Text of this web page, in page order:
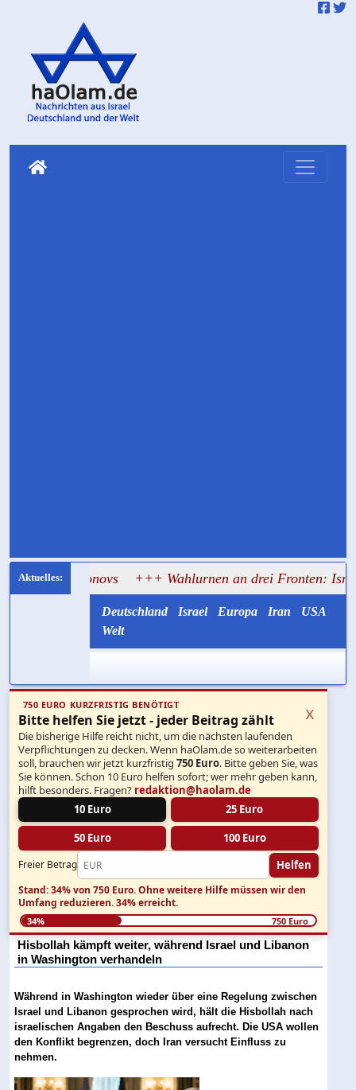
+++ Wahlurnen an drei Fronten: Israel lässt
Deutschland Israel Europa Iran
USA
Welt
750 EURO KURZFRISTIG BENÖTIGT
Bitte helfen Sie jetzt - jeder Beitrag zählt
Die bisherige Hilfe reicht nicht, um die nächsten laufenden
Verpflichtungen zu decken. Wenn haOlam.de so weiterarbeiten
soll, brauchen wir jetzt kurzfristig750 Euro. Bitte geben Sie, was
Sie können. Schon 10 Euro helfen sofort; wer mehr geben kann,
hilft besonders. Fragen? redaktion@haolam.de
10 Euro
25 Euro
50 Euro 100 Euro
Freier Betrag Helfen
x
Stand: 34% von 750 Euro.Ohne weitere Hilfe müssen wir den
Umfang reduzieren.34% erreicht.
34% 750 Euro
Hisbollah kämpft weiter, während Israel und Libanon
in Washington verhandeln
Während in Washington wieder über eine Regelung zwischen
Israel und Libanon gesprochen wird, hält die Hisbollah nach
israelischen Angaben den Beschuss aufrecht. Die USA wollen
den Konflikt begrenzen, doch Iran versucht Einfluss zu
nehmen.